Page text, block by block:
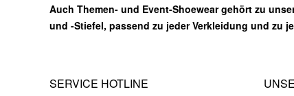
Auch Themen- und Event-Shoewear gehört zu
und -Stiefel, passend zu jeder Verkleidung und zu
SERVICE HOTLINE